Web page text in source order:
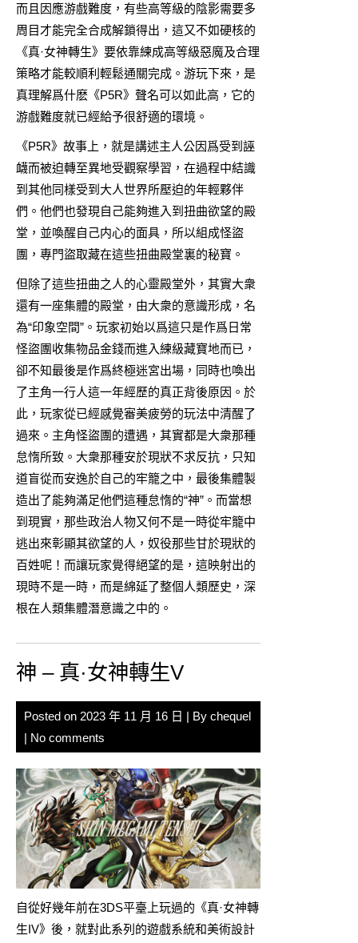
而且因應游戲難度，有些高等級的陰影需要多
周目才能完全合成解鎖得出，這又不如硬核的
《真·女神轉生》要依靠練成高等級惡魔及合理
策略才能較順利輕鬆通關完成。游玩下來，是
真理解爲什麽《P5R》聲名可以如此高，它的
游戲難度就已經給予很舒適的環境。
《P5R》故事上，就是講述主人公因爲受到誣
衊而被迫轉至異地受觀察學習，在過程中結識
到其他同樣受到大人世界所壓迫的年輕夥伴
們。他們也發現自己能夠進入到扭曲欲望的殿
堂，並喚醒自己内心的面具，所以組成怪盜
團，專門盜取藏在這些扭曲殿堂裏的秘寶。
但除了這些扭曲之人的心靈殿堂外，其實大衆
還有一座集體的殿堂，由大衆的意識形成，名
為“印象空間”。玩家初始以爲這只是作爲日常
怪盜團收集物品金錢而進入練級藏寶地而已，
卻不知最後是作爲終極迷宮出場，同時也喚出
了主角一行人這一年經歷的真正背後原因。於
此，玩家從已經感覺審美疲勞的玩法中清醒了
過來。主角怪盜團的遭遇，其實都是大衆那種
怠惰所致。大衆那種安於現狀不求反抗，只知
道盲從而安逸於自己的牢籠之中，最後集體製
造出了能夠滿足他們這種怠惰的“神”。而當想
到現實，那些政治人物又何不是一時從牢籠中
逃出來彰顯其欲望的人，奴役那些甘於現狀的
百姓呢！而讓玩家覺得絕望的是，這映射出的
現時不是一時，而是綿延了整個人類歷史，深
根在人類集體潛意識之中的。
神 – 真·女神轉生V
Posted on 2023 年 11 月 16 日 | By chequel
| No comments
自從好幾年前在3DS平臺上玩過的《真·女神轉
生IV》後，就對此系列的遊戲系統和美術設計